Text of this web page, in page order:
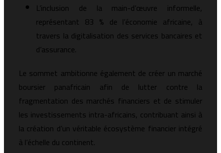
L’inclusion de la main-d’œuvre informelle,
représentant 83 % de l’économie africaine, à
travers la digitalisation des services bancaires et
d’assurance.
Le sommet ambitionne également de créer un marché
boursier panafricain afin de lutter contre la
fragmentation des marchés financiers et de stimuler
les investissements intra-africains, contribuant ainsi à
la création d’un véritable écosystème financier intégré
à l’échelle du continent.